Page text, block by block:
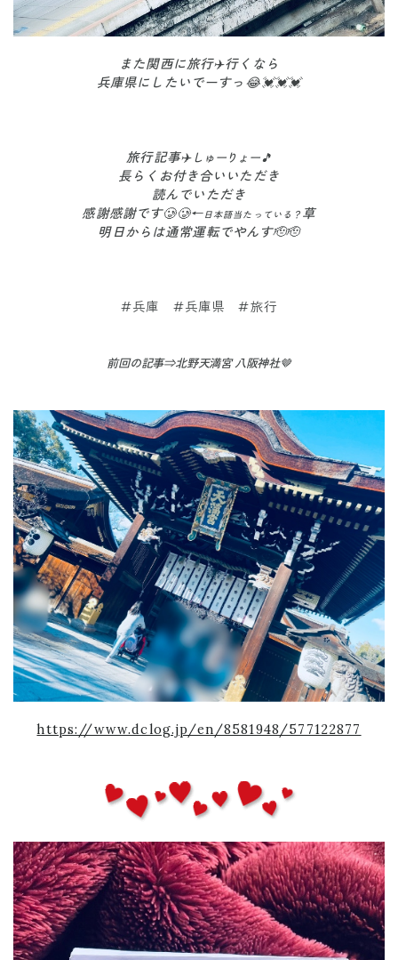
また関西に旅行✈️行くなら
兵庫県にしたいでーすっ😂💓💓💓
旅行記事✈️しゅーりょー🎵
長らくお付き合いいただき
読んでいただき
感謝感謝です🥲🥲←日本語当たっている？ 草
明日からは通常運転でやんす🫡🫡
#兵庫 #兵庫県 #旅行
前回の記事⇒北野天満宮 八阪神社🤎
https://www.dclog.jp/en/8581948/577122877